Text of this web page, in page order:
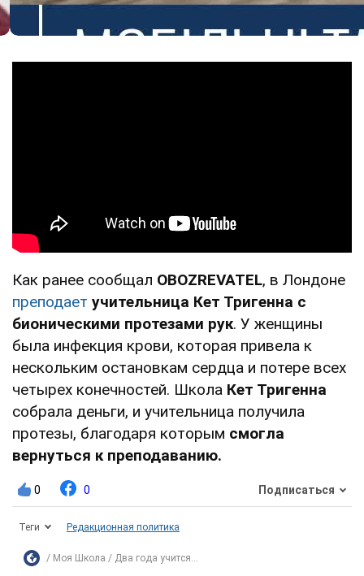
Как ранее сообщал OBOZREVATEL, в Лондоне
преподает учительница Кет Тригенна с
бионическими протезами рук. У женщины
была инфекция крови, которая привела к
нескольким остановкам сердца и потере всех
четырех конечностей. Школа Кет Тригенна
собрала деньги, и учительница получила
протезы, благодаря которым смогла
вернуться к преподаванию.
0 0 Подписаться
Теги Редакционная политика
Моя Школа Два года учится...